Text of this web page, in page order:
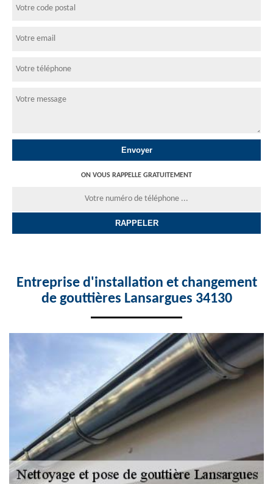
ON VOUS RAPPELLE GRATUITEMENT
Entreprise d'installation et changement
de gouttières Lansargues 34130